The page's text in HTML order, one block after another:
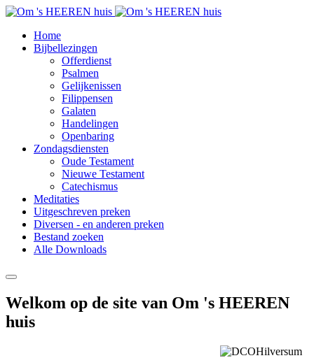
Home
Bijbellezingen
Offerdienst
Psalmen
Gelijkenissen
Filippensen
Galaten
Handelingen
Openbaring
Zondagsdiensten
Oude Testament
Nieuwe Testament
Catechismus
Meditaties
Uitgeschreven preken
Diversen - en anderen preken
Bestand zoeken
Alle Downloads
Welkom op de site van Om 's HEEREN
huis